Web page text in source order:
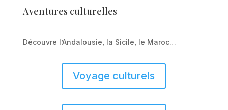
Aventures culturelles
Découvre l’Andalousie, la Sicile, le Maroc…
Voyage culturels